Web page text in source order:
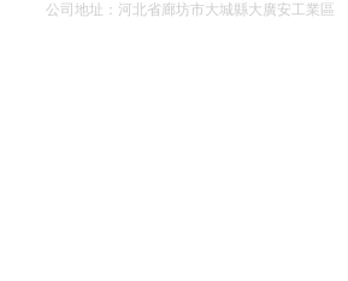
公司地址：河北省廊坊市大城縣大廣安工業區